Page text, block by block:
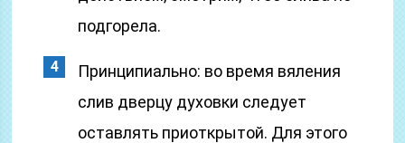
подгорела.
Принципиально: во время вяления
слив дверцу духовки следует
оставлять приоткрытой. Для этого